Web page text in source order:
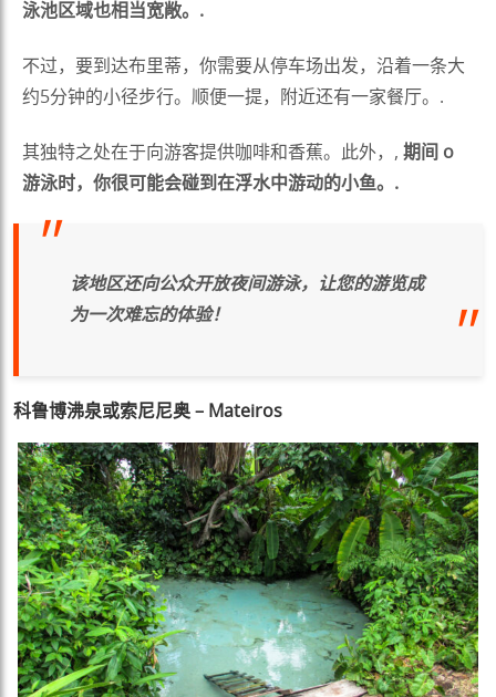
泳池区域也相当宽敞。.
不过，要到达布里蒂，你需要从停车场出发，沿着一条大
约5分钟的小径步行。顺便一提，附近还有一家餐厅。.
其独特之处在于向游客提供咖啡和香蕉。此外，, 期间 o
游泳时，你很可能会碰到在浮水中游动的小鱼。.
该地区还向公众开放夜间游泳，让您的游览成
为一次难忘的体验！
科鲁博沸泉或索尼尼奥 – Mateiros